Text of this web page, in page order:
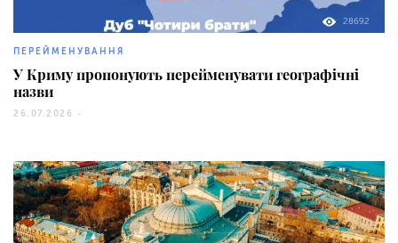
28692
ПЕРЕЙМЕНУВАННЯ
У Криму пропонують перейменувати географічні
назви
26.07.2026 -